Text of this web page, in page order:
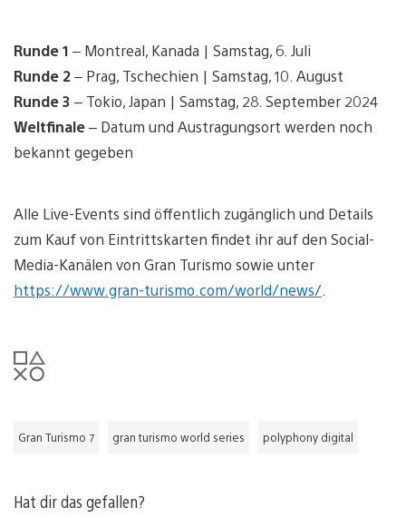
Runde 1 – Montreal, Kanada | Samstag, 6. Juli
Runde 2– Prag, Tschechien | Samstag, 10. August
Runde 3 – Tokio, Japan | Samstag, 28. September 2024
Weltfinale– Datum und Austragungsort werden noch
bekannt gegeben
Alle Live-Events sind öffentlich zugänglich und Details
zum Kauf von Eintrittskarten findet ihr auf den Social-
Media-Kanälen von Gran Turismo sowie unter
https://www.gran-turismo.com/world/news/
Gran Turismo 7 gran turismo world series polyphony digital
Hat dir das gefallen?